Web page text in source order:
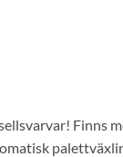
Finns